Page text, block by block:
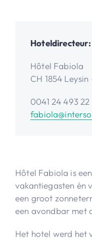
Hoteldirecteur:
Hôtel Fabiola
CH 1854 Leysin
0041 24 493 22
Hôtel Fabiola is
vakantiegasten én
een groot
een avondbar met
Het hotel werd het